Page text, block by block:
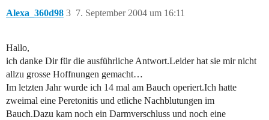
Alexa_360d98 7. September 2004 um 16:11
3
Hallo,
ich danke Dir für die ausführliche Antwort.Leider hat sie mir nicht
allzu grosse Hoffnungen gemacht…
Im letzten Jahr wurde ich 14 mal am Bauch operiert.Ich hatte
zweimal eine Peretonitis und etliche Nachblutungen im
Bauch.Dazu kam noch ein Darmverschluss und noch eine